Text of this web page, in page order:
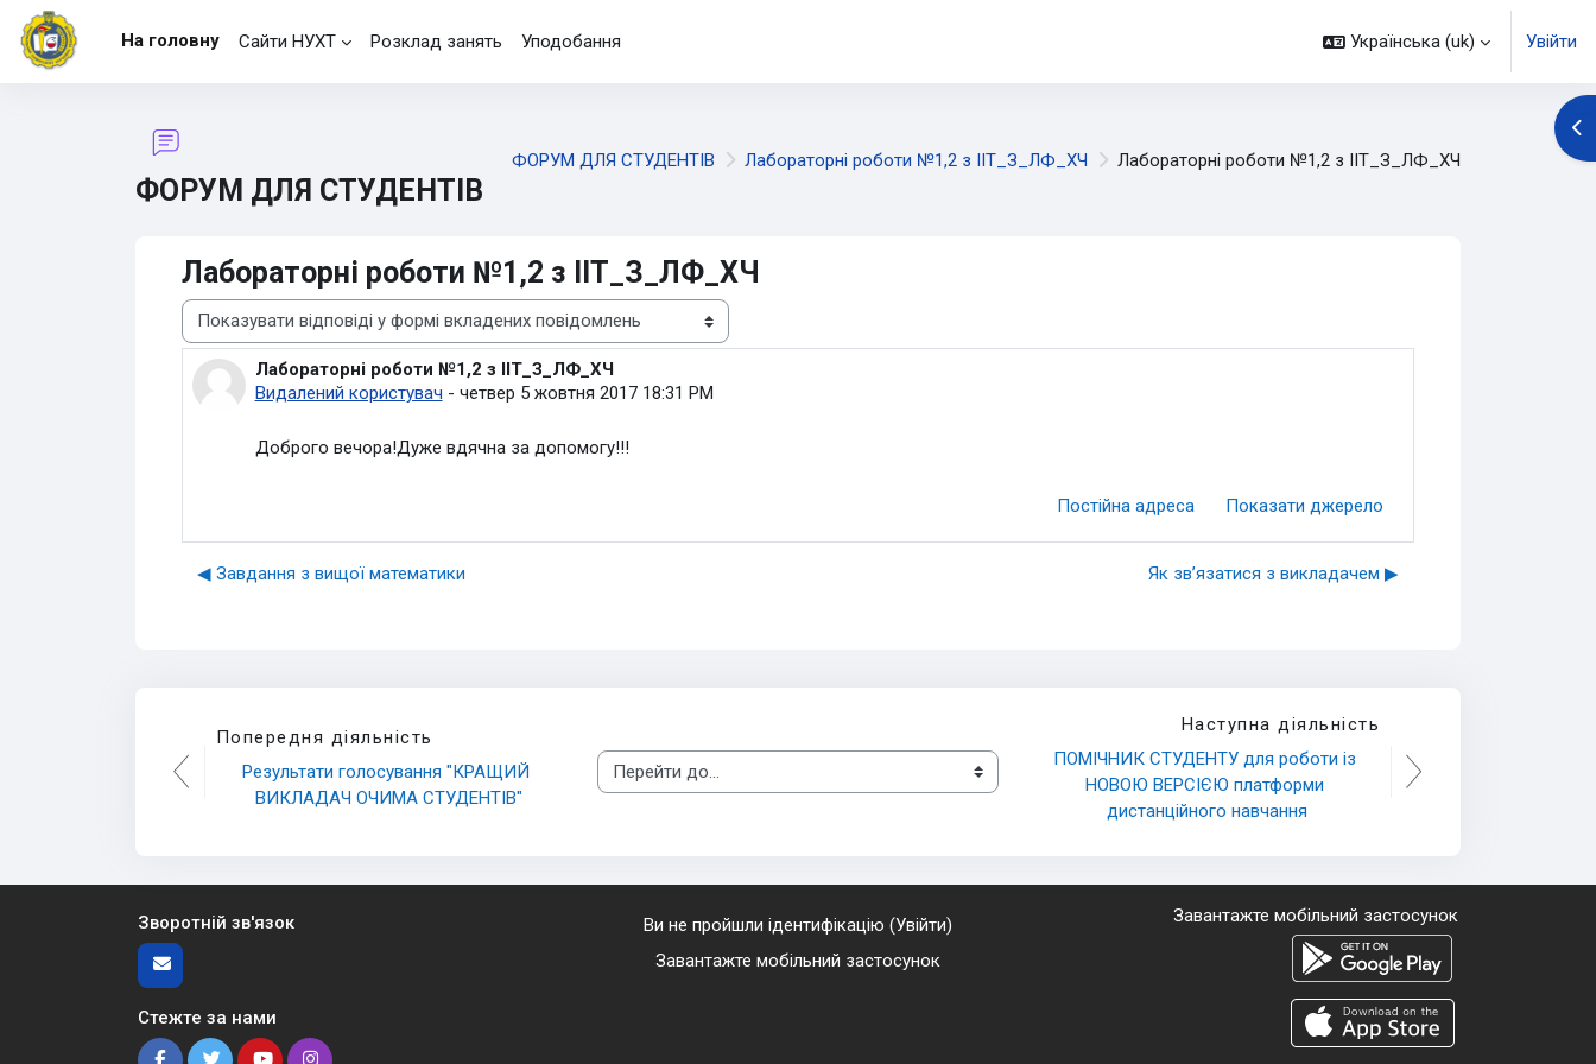
Перейти до головного вмісту
На головну
Сайти НУХТ Розклад занять Уподобання Українська ‎(uk)‎ Увійти
ФОРУМ ДЛЯ СТУДЕНТІВ
ФОРУМ ДЛЯ СТУДЕНТІВ Лабораторні роботи №1,2 з ІІТ_З_ЛФ_ХЧ Лабораторні роботи №1,2 з ІІТ_З_ЛФ_ХЧ
Лабораторні роботи №1,2 з ІІТ_З_ЛФ_ХЧ
Тип показу
Лабораторні роботи №1,2 з ІІТ_З_ЛФ_ХЧ
Видалений користувач - четвер 5 жовтня 2017 18:31 PM
Кількість відповідей: 0
Доброго вечора!Дуже вдячна за допомогу!!!
Постійна адреса Показати джерело
◀︎ Завдання з вищої математики Як зв’язатися з викладачем ▶︎
Попередня діяльність
Результати голосування "КРАЩИЙ
ВИКЛАДАЧ ОЧИМА СТУДЕНТІВ"
Перейти до...
Наступна діяльність
ПОМІЧНИК СТУДЕНТУ для роботи із
НОВОЮ ВЕРСІЄЮ платформи
дистанційного навчання
Зворотній зв'язок
Стежте за нами
Ви не пройшли ідентифікацію (Увійти)
Завантажте мобільний застосунок
Завантажте мобільний застосунок